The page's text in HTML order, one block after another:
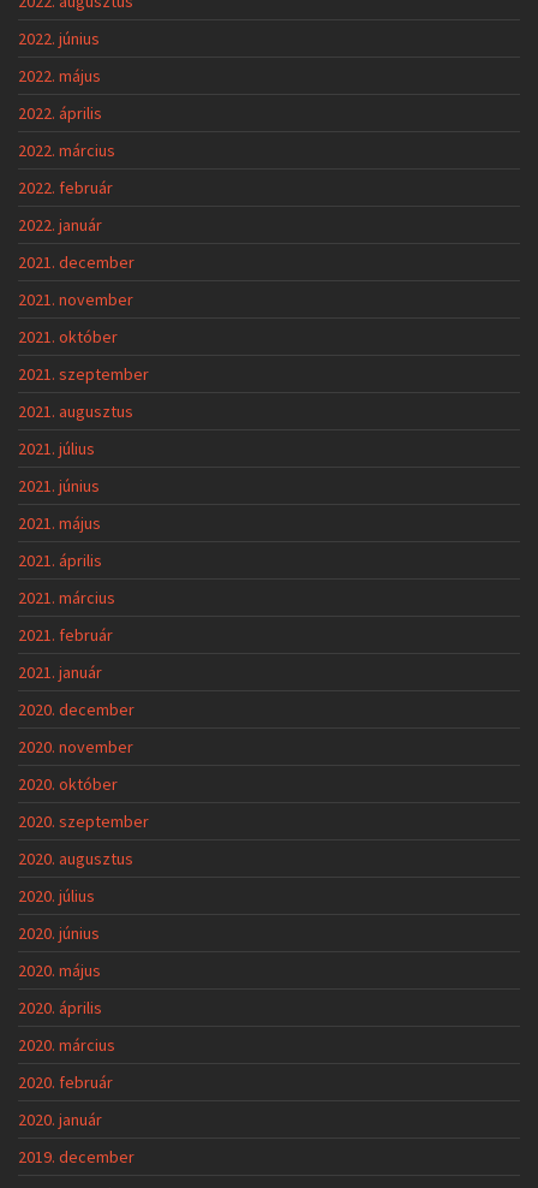
2022. június
2022. május
2022. április
2022. március
2022. február
2022. január
2021. december
2021. november
2021. október
2021. szeptember
2021. augusztus
2021. július
2021. június
2021. május
2021. április
2021. március
2021. február
2021. január
2020. december
2020. november
2020. október
2020. szeptember
2020. augusztus
2020. július
2020. június
2020. május
2020. április
2020. március
2020. február
2020. január
2019. december